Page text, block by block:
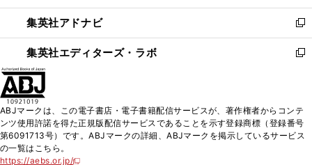
開
く
ウ
で
開
く
ン
ド
ウ
で
ウ
ィ
ン
ド
く
集英社アドナビ
新
し
い
ド
ウ
で
集英社エディターズ・ラボ
新
ィ
ン
ド
ABJマークは、この電子書店・電子書籍配信サービスが、著作権者からコンテ
ンツ使用許諾を得た正規版配信サービスであることを示す登録商標（登録番号
第6091713号）です。ABJマークの詳細、ABJマークを掲示しているサービス
の一覧はこちら。
https://aebs.or.jp/